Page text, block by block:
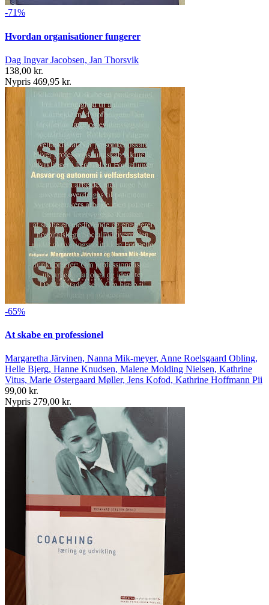
-71%
Hvordan organisationer fungerer
Dag Ingvar Jacobsen, Jan Thorsvik
138,00 kr.
Nypris 469,95 kr.
-65%
At skabe en professionel
Margaretha Järvinen, Nanna Mik-meyer, Anne Roelsgaard Obling,
Helle Bjerg, Hanne Knudsen, Malene Molding Nielsen, Kathrine
Vitus, Marie Østergaard Møller, Jens Kofod, Kathrine Hoffmann Pii
99,00 kr.
Nypris 279,00 kr.